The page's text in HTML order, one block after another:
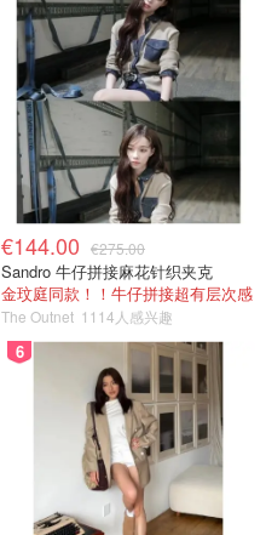
€144.00 €275.00
Sandro 牛仔拼接麻花针织夹克
金玟庭同款！！牛仔拼接超有层次感
The Outnet 1114人感兴趣
6